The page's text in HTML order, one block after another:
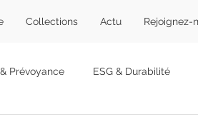
Collections Actu Rejoignez-
Prévoyance ESG & Durabilité